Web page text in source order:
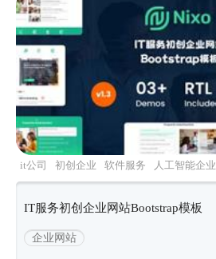
it公司 初创企业 软件服务 人工智能企业
IT服务初创企业网站Bootstrap模板
企业网站